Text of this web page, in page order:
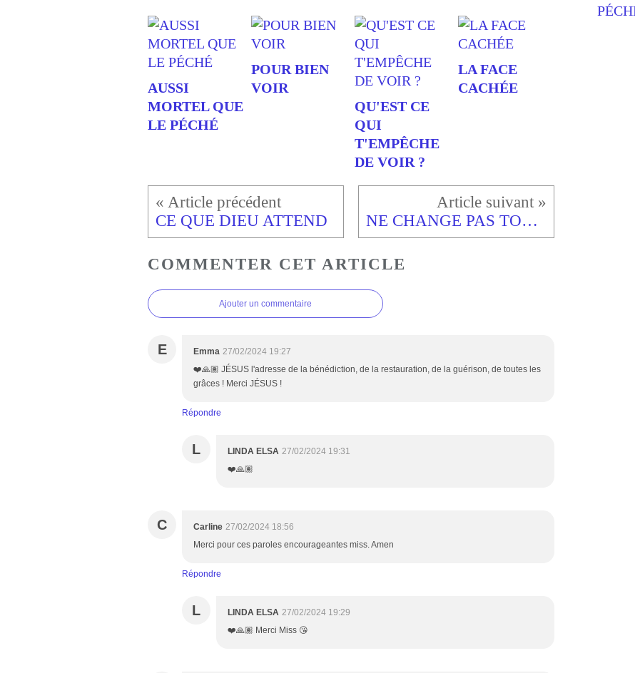
AUSSI
MORTEL QUE
LE PÉCHÉ
POUR BIEN
VOIR
QU'EST CE
QUI
T'EMPÊCHE
DE VOIR ?
LA FACE
CACHÉE
CE QUE DIEU ATTEND NE CHANGE PAS TON NOM
COMMENTER CET ARTICLE
Ajouter un commentaire
E Emma 27/02/2024 19:27
❤️🙏🏽 JÉSUS l'adresse de la bénédiction, de la restauration, de la guérison, de toutes les
grâces ! Merci JÉSUS !
Répondre
L LINDA ELSA 27/02/2024 19:31
❤️🙏🏽
C Carline 27/02/2024 18:56
Merci pour ces paroles encourageantes miss. Amen
Répondre
L LINDA ELSA 27/02/2024 19:29
❤️🙏🏽 Merci Miss 😘